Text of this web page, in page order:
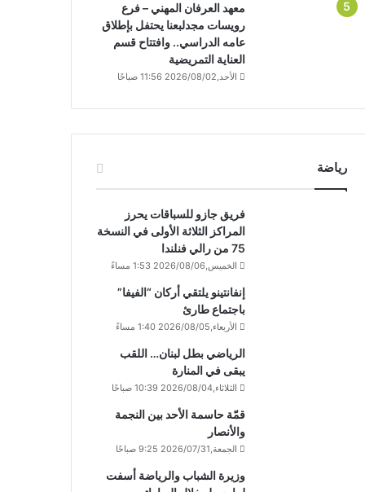
معهد العرفان المهني – فرع
رويسات مجدلبعنا يحتفل بإطلاق
عامه الدراسي.. وافتتاح قسم
العناية التمريضية
الأحد,2026/08/02 11:56 صباحًا
رياضة
فريق جازو للسباقات يحرز
المراكز الثلاثة الأولى في النسخة
75 من رالي فنلندا
الخميس,2026/08/06 1:53 مساءً
إنفانتينو يلتقي أركان “الفيفا”
باجتماع طارئ
الأربعاء,2026/08/05 1:40 مساءً
الرياضي بطل لبنان… اللقب
يبقى في المنارة
الثلاثاء,2026/08/04 10:39 صباحًا
قمّة حاسمة الأحد بين النجمة
والأنصار
الجمعة,2026/07/31 9:25 صباحًا
وزيرة الشباب والرياضة أسفت